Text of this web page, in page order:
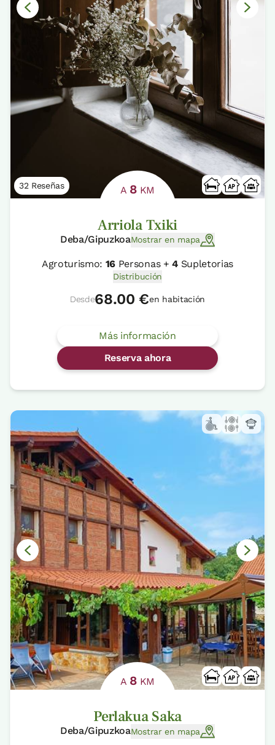
32 Reseñas A 8 KM
Arriola Txiki
Deba/GipuzkoaMostrar en mapa
Agroturismo: 16 Personas +4Supletorias
Distribución
Desde68.00 €en habitación
Más información
Reserva ahora
A 8 KM
Perlakua Saka
Deba/GipuzkoaMostrar en mapa